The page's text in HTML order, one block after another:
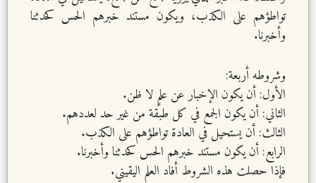
تواطؤهم على الكذب، ويكون مستند خبرهم الحس كحدثنا
وأخبرنا.
وشروطه أربعة:
الأول: أن يكون الإخبار عن علمٍ لا ظن.
الثاني: أن يكون الجمع في كل طبقة من غير حد لعددهم.
الثالث: أن يستحيل في العادة تواطؤهم على الكذب.
الرابع: أن يكون مستند خبرهم الحس كحدثنا وأخبرنا.
فإذا حصلت هذه الشروط أفاد العلم اليقيني.